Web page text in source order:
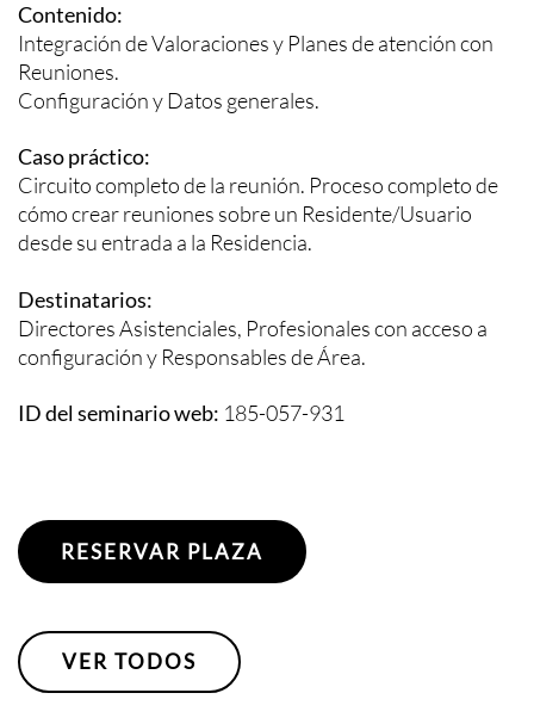
Contenido:
Integración de Valoraciones y Planes de atención con
Reuniones.
Configuración y Datos generales.
Caso práctico:
Circuito completo de la reunión. Proceso completo de
cómo crear reuniones sobre un Residente/Usuario
desde su entrada a la Residencia.
Destinatarios:
Directores Asistenciales, Profesionales con acceso a
configuración y Responsables de Área.
ID del seminario web: 185-057-931
RESERVAR PLAZA
VER TODOS